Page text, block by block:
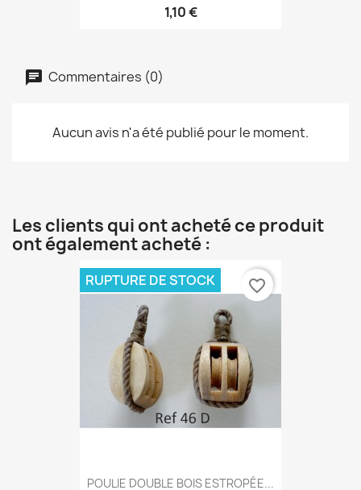
1,10 €
Commentaires (0)
Aucun avis n'a été publié pour le moment.
Les clients qui ont acheté ce produit
ont également acheté :
POULIE DOUBLE BOIS ESTROPÉE...
RUPTURE DE STOCK favorite_border